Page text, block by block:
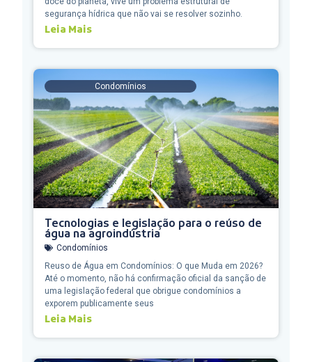
segurança hídrica que não vai se resolver sozinho.
Leia Mais
Condomínios
Tecnologias e legislação para o reúso de
água na agroindústria
Condomínios
Reuso de Água em Condomínios: O que Muda em 2026?
Até o momento, não há confirmação oficial da sanção de
uma legislação federal que obrigue condomínios a
exporem publicamente seus
Leia Mais